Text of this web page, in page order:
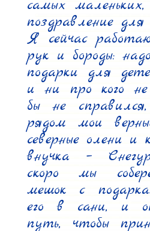
самых
поздравление
Я сейчас
рук и бороды:
подарки для
и ни про кого
бы не
рядом мои
северные олени и
внучка –
скоро мы
мешок с
его в сани, и
путь, чтобы